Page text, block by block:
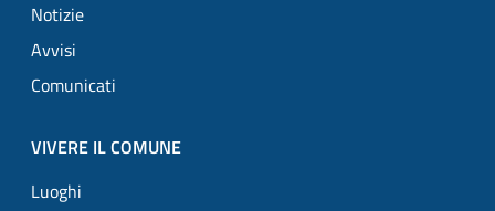
Notizie
Avvisi
Comunicati
VIVERE IL COMUNE
Luoghi